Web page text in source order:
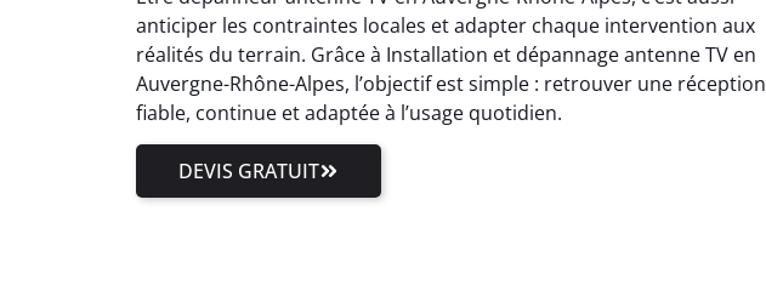
anticiper les contraintes locales et adapter chaque intervention aux
réalités du terrain. Grâce à Installation et dépannage antenne TV en
Auvergne-Rhône-Alpes, l’objectif est simple : retrouver une réception
fiable, continue et adaptée à l’usage quotidien.
DEVIS GRATUIT